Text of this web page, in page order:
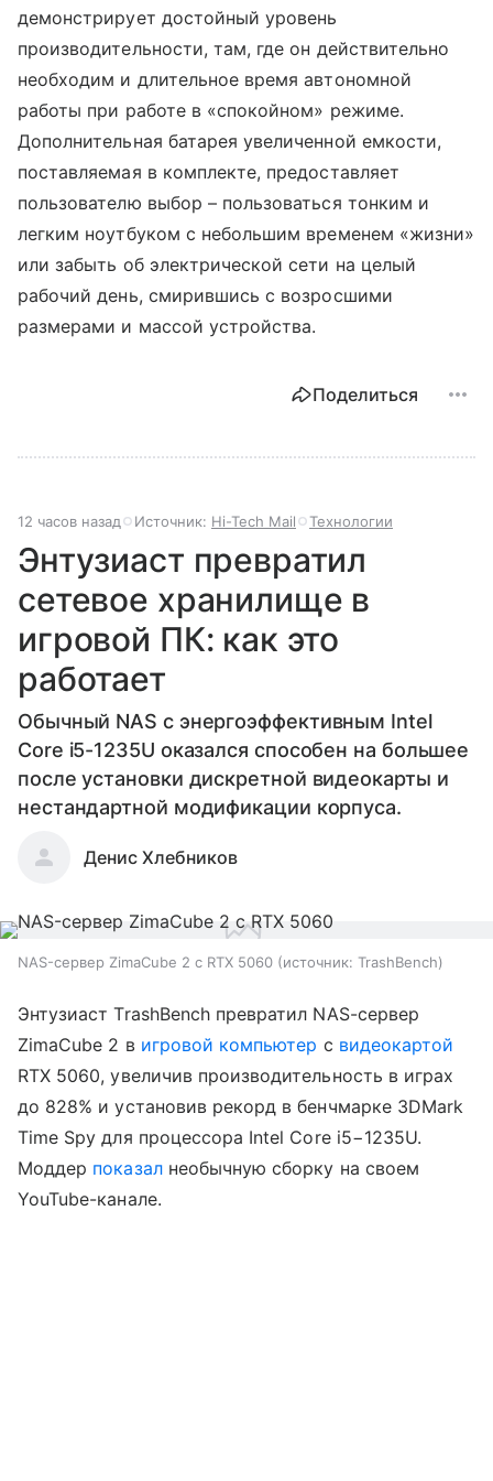
демонстрирует достойный уровень
производительности, там, где он действительно
необходим и длительное время автономной
работы при работе в «спокойном» режиме.
Дополнительная батарея увеличенной емкости,
поставляемая в комплекте, предоставляет
пользователю выбор – пользоваться тонким и
легким ноутбуком с небольшим временем «жизни»
или забыть об электрической сети на целый
рабочий день, смирившись с возросшими
размерами и массой устройства.
Поделиться
12 часов назад Источник: Hi-Tech Mail Технологии
Энтузиаст превратил
сетевое хранилище в
игровой ПК: как это
работает
Обычный NAS с энергоэффективным Intel
Core i5-1235U оказался способен на большее
после установки дискретной видеокарты и
нестандартной модификации корпуса.
Денис Хлебников
NAS-сервер ZimaCube 2 с RTX 5060 источник: TrashBench
Энтузиаст TrashBench превратил NAS-сервер
ZimaCube 2 в игровой компьютер с видеокартой
RTX 5060, увеличив производительность в играх
до 828% и установив рекорд в бенчмарке 3DMark
Time Spy для процессора Intel Core i5−1235U.
Моддер показалнеобычную сборку на своем
YouTube-канале.